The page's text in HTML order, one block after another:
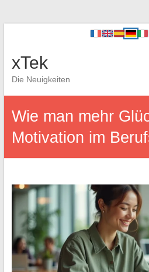
xTek
Die Neuigkeiten
Wie man mehr
Motivation im